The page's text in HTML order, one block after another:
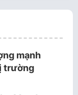
mạnh
trường